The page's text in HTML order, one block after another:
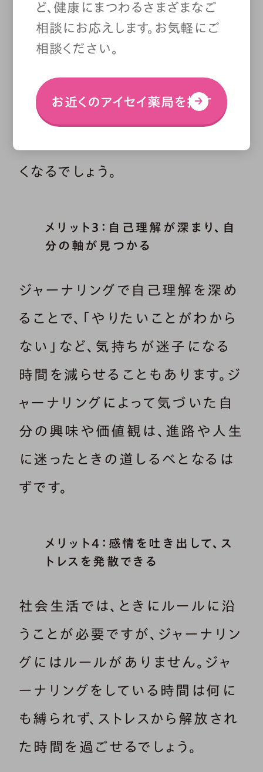
ち」といった自分の傾向に気づけ
ます。これにより、不安や恐怖感情
を司る脳の「扁桃体」の過剰な反
応が抑制されることもあり、グル
くなるでしょう。
メリット3：自己理解が深まり、自
分の軸が見つかる
ジャーナリングで自己理解を深め
ることで、「やりたいことがわから
ない」など、気持ちが迷子になる
時間を減らせることもあります。ジ
ャーナリングによって気づいた自
分の興味や価値観は、進路や人生
に迷ったときの道しるべとなるは
ずです。
メリット4：感情を吐き出して、ス
トレスを発散できる
社会生活では、ときにルールに沿
うことが必要ですが、ジャーナリン
グにはルールがありません。ジャ
ーナリングをしている時間は何に
も縛られず、ストレスから解放され
た時間を過ごせるでしょう。
ど、健康にまつわるさまざまなご
相談にお応えします。お気軽にご
相談ください。
お近くのアイセイ薬局を探す